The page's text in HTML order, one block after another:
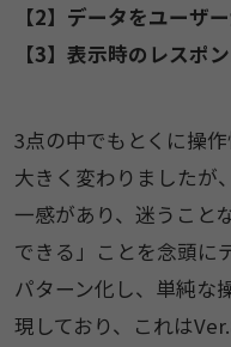
【2】データをユーザ
【3】表示時のレスポ
3点の中でもとくに操
大きく変わりましたが
一感があり、迷うこと
できる」ことを念頭に
パターン化し、単純な
現しており、これは